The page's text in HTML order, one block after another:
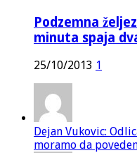
Podzemna
minuta spaja
25/10/2013 1
Dejan Vukovic:
moramo da